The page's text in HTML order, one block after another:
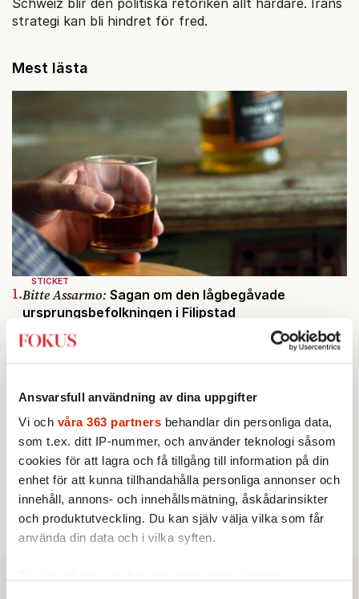
Ansvarsfull användning av dina uppgifter
Vi och våra 363 partners behandlar din personliga data,
som t.ex. ditt IP-nummer, och använder teknologi såsom
cookies för att lagra och få tillgång till information på din
enhet för att kunna tillhandahålla personliga annonser och
innehåll, annons- och innehållsmätning, åskådarinsikter
och produktutveckling. Du kan själv välja vilka som får
använda din data och i vilka syften.
strategi kan bli hindret för fred.
Mest lästa
STICKET
1.Bitte Assarmo: Sagan om den lågbegåvade
ursprungsbefolkningen i Filipstad
2.Sakine Madon:
Efter islamistdådet oroar sig
Av: Bengt Jangfeldt
4.Dan Korn: Quisling, quislingar och sten i glashus
STICKET
5. Johan Romin:Varför ställs aldrig dessa frågor?
6.Johan Hakelius:DN-rubriken visar vad som sägs
mellan raderna